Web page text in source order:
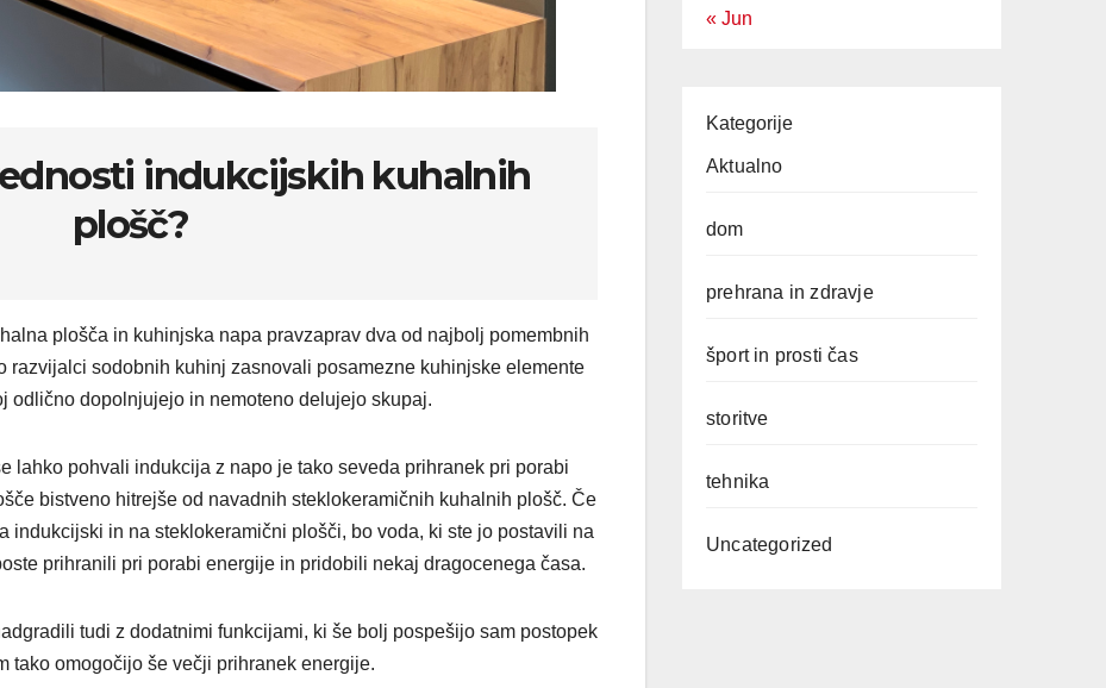
indukcijskih kuhalnih
plošč?
plošča in kuhinjska napa pravzaprav dva od najbolj pomembnih
razvijalci sodobnih kuhinj zasnovali posamezne kuhinjske elemente
odlično dopolnjujejo in nemoteno delujejo skupaj.
lahko pohvali indukcija z napo je tako seveda prihranek pri porabi
bistveno hitrejše od navadnih steklokeramičnih kuhalnih plošč. Če
indukcijski in na steklokeramični plošči, bo voda, ki ste jo postavili na
prihranili pri porabi energije in pridobili nekaj dragocenega časa.
tudi z dodatnimi funkcijami, ki še bolj pospešijo sam postopek
tako omogočijo še večji prihranek energije.
« Jun
Kategorije
Aktualno
dom
prehrana in zdravje
šport in prosti čas
storitve
tehnika
Uncategorized